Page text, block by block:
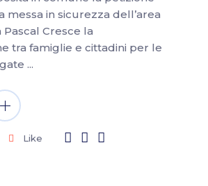
in sicurezza dell’area
Pascal Cresce la
tra famiglie e cittadini per le
Like